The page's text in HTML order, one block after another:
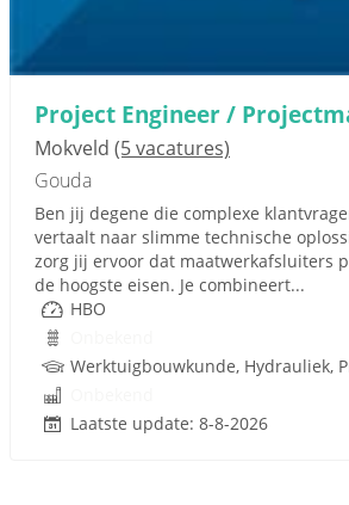
Project Engineer /
Mokveld (5 vacatures)
Gouda
Ben jij degene die complexe
vertaalt naar slimme technische
zorg jij ervoor dat maatwerkafsluiters
de hoogste eisen. Je combineert...
HBO
Werktuigbouwkunde, Hydrauliek,
Laatste update: 8-8-2026